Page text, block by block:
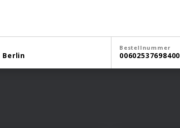
Bestellnummer
00602537698400